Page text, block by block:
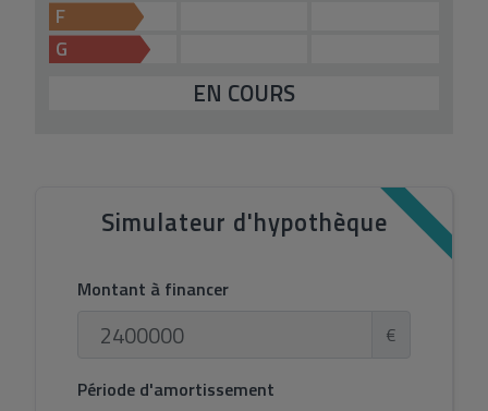
F
G
EN COURS
Simulateur d'hypothèque
Montant à financer
€
Période d'amortissement